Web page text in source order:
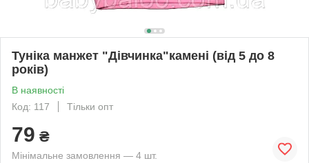
Туніка манжет "Дівчинка"камені (від 5 до 8
років)
В наявності
Код: 117
Тільки опт
79 ₴
Мінімальне замовлення — 4 шт.